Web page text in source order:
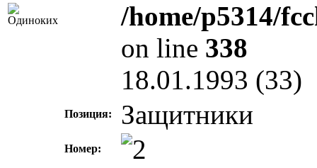
/home/p5314/
on line 338
18.01.1993 (33)
Позиция: Защитники
Номер: